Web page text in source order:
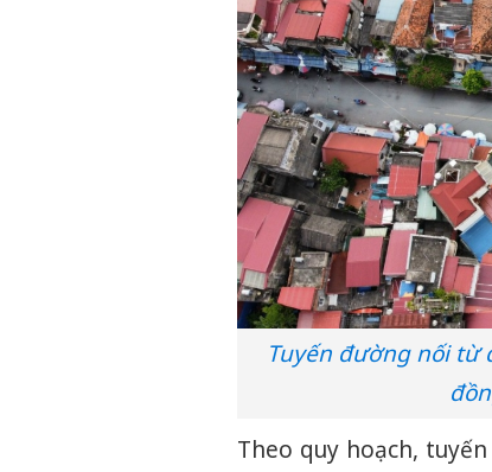
Tuyến đường nối từ
Theo quy hoạch,